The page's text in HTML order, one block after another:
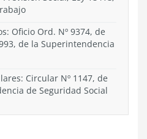
Oficio Ord. Nº 9374, de
de la Superintendencia
Circular Nº 1147, de
de Seguridad Social